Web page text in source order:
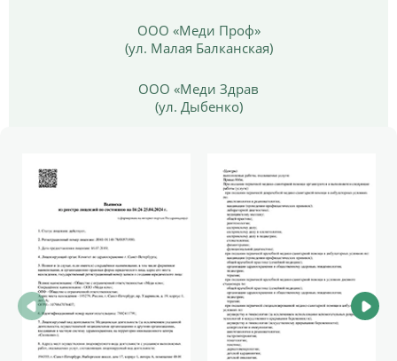
ООО «Меди Проф»
(ул. Малая Балканская)
ООО «Меди Здрав
(ул. Дыбенко)